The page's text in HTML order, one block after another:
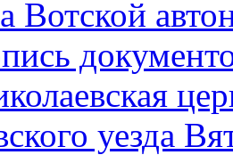
Вотской
уезда